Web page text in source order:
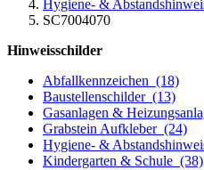
Hygiene- &
SC7004070
Hinweisschilder
Abfallkennzeichen (18)
Baustellenschilder (13)
Gasanlagen &
Grabstein Aufkleber (24)
Hygiene- &
Kindergarten & Schule (38)